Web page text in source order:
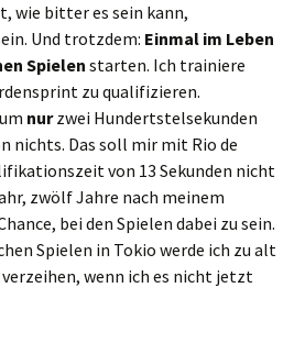
wie bitter es sein kann,
Und trotzdem: Einmal im Leben
Spielen starten. Ich trainiere
zu qualifizieren.
nurzwei Hundertstelsekunden
nichts. Das soll mir mit Rio de
von 13 Sekunden nicht
zwölf Jahre nach meinem
bei den Spielen dabei zu sein.
Spielen in Tokio werde ich zu alt
wenn ich es nicht jetzt